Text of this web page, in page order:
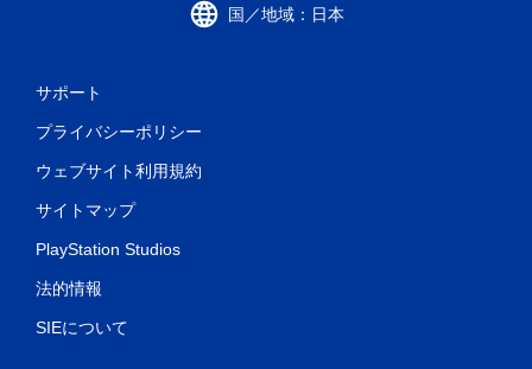
国／地域：日本
サポート
プライバシーポリシー
ウェブサイト利用規約
サイトマップ
PlayStation Studios
法的情報
SIEについて